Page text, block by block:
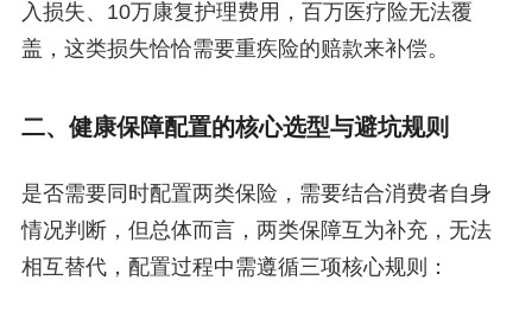
入损失、10万康复护理费用，百万医疗险无法覆
盖，这类损失恰恰需要重疾险的赔款来补偿。
二、健康保障配置的核心选型与避坑规则
是否需要同时配置两类保险，需要结合消费者自身
情况判断，但总体而言，两类保障互为补充，无法
相互替代，配置过程中需遵循三项核心规则：